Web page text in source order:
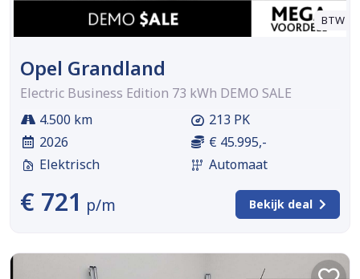
BTW
Opel Grandland
Electric Business Edition 73 kWh DEMO SALE
4.500 km
2026
Elektrisch
213 PK
€ 45.995,-
Automaat
€ 721 p/m Bekijk deal